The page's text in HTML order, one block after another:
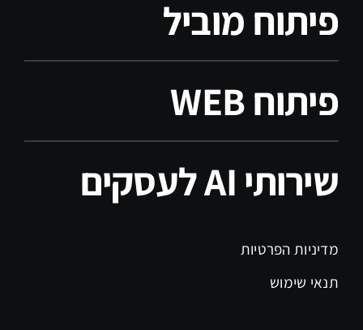
פיתוח מוביל
פיתוח WEB
שירותי AI לעסקים
מדיניות הפרטיות
תנאי שימוש